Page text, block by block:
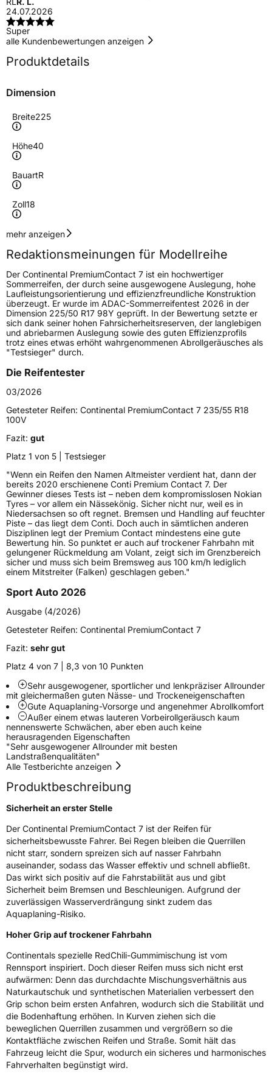
24.07.2026
Super
alle Kundenbewertungen anzeigen
Produktdetails
Dimension
Breite225
Höhe40
BauartR
Zoll18
Geschwindigkeitsindex
Höchstgeschwindigkeit
300 km/h
Lastindex92
Höchstlast630 kg
Gewicht (in kg) 8,907 kg
Generelle Merkmale
FahrzeugtypPKW
Verwendung
ModellnamePremiumContact 7
Fahrzeugart
Weitere Eigenschaften
SchlauchtypTL
ZustandNeureifen
VerstärktXL
ElektroJa
EU Label
EffizienzC
NasshaftungA
Rollgeräusch (Klasse)B
Rollgeräusch (dB)72
3PMSF / Schneeflockensymbol / Alpine-Symbol
EPREL ID834107
Allgemeine Produktsicherheit (GPSR)
HerstellerkontaktContinental Reifen Deutschland GmbH
Continental-Plaza 1 30173 Hannover
Deutschland,
customerservice_tires@conti.de
mehr anzeigen
Redaktionsmeinungen für Modellreihe
Der Continental PremiumContact 7 ist ein hochwertiger
Sommerreifen, der durch seine ausgewogene Auslegung, hohe
Laufleistungsorientierung und effizienzfreundliche Konstruktion
überzeugt. Er wurde im ADAC-Sommerreifentest 2026 in der
Dimension 225/50 R17 98Y geprüft. In der Bewertung setzte er
sich dank seiner hohen Fahrsicherheitsreserven, der langlebigen
und abriebarmen Auslegung sowie des guten Effizienzprofils
trotz eines etwas erhöht wahrgenommenen Abrollgeräusches als
"Testsieger" durch.
Die Reifentester
03/2026
Getesteter Reifen: Continental PremiumContact 7 235/55 R18
100V
Fazit: gut
Platz 1 von 5 | Testsieger
"Wenn ein Reifen den Namen Altmeister verdient hat, dann der
bereits 2020 erschienene Conti Premium Contact 7. Der
Gewinner dieses Tests ist – neben dem kompromisslosen Nokian
Tyres – vor allem ein Nässekönig. Sicher nicht nur, weil es in
Niedersachsen so oft regnet. Bremsen und Handling auf feuchter
Piste – das liegt dem Conti. Doch auch in sämtlichen anderen
Disziplinen legt der Premium Contact mindestens eine gute
Bewertung hin. So punktet er auch auf trockener Fahrbahn mit
gelungener Rückmeldung am Volant, zeigt sich im Grenzbereich
sicher und muss sich beim Bremsweg aus 100 km/h lediglich
einem Mitstreiter (Falken) geschlagen geben."
Sport Auto 2026
Ausgabe (4/2026)
Getesteter Reifen: Continental PremiumContact 7
Fazit: sehr gut
Platz 4 von 7 | 8,3 von 10 Punkten
Sehr ausgewogener, sportlicher und lenkpräziser Allrounder
mit gleichermaßen guten Nässe- und Trockeneigenschaften
Gute Aquaplaning-Vorsorge und angenehmer Abrollkomfort
Außer einem etwas lauteren Vorbeirollgeräusch kaum
nennenswerte Schwächen, aber eben auch keine
herausragenden Eigenschaften
"Sehr ausgewogener Allrounder mit besten
Landstraßenqualitäten"
Alle Testberichte anzeigen
Produktbeschreibung
Sicherheit an erster Stelle
Der Continental PremiumContact 7 ist der Reifen für
sicherheitsbewusste Fahrer. Bei Regen bleiben die Querrillen
nicht starr, sondern spreizen sich auf nasser Fahrbahn
auseinander, sodass das Wasser effektiv und schnell abfließt.
Das wirkt sich positiv auf die Fahrstabilität aus und gibt
Sicherheit beim Bremsen und Beschleunigen. Aufgrund der
zuverlässigen Wasserverdrängung sinkt zudem das
Aquaplaning-Risiko.
Hoher Grip auf trockener Fahrbahn
Continentals spezielle RedChili-Gummimischung ist vom
Rennsport inspiriert. Doch dieser Reifen muss sich nicht erst
aufwärmen: Denn das durchdachte Mischungsverhältnis aus
Naturkautschuk und synthetischen Materialien verbessert den
Grip schon beim ersten Anfahren, wodurch sich die Stabilität und
die Bodenhaftung erhöhen. In Kurven ziehen sich die
beweglichen Querrillen zusammen und vergrößern so die
Kontaktfläche zwischen Reifen und Straße. Somit hält das
Fahrzeug leicht die Spur, wodurch ein sicheres und harmonisches
Fahrverhalten begünstigt wird.